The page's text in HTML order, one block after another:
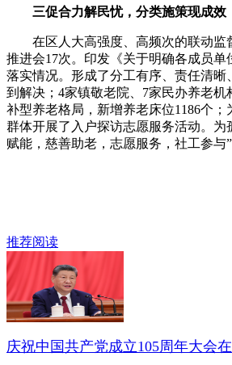
三促合力解民忧，分类施策现成效
在区人大高强度、高频次的联动监督
推进会17次。印发《关于明确各成员
落实情况。形成了分工有序、责任清
到解决；4家镇敬老院、7家民办养老
补型养老格局，新增养老床位1186个
群体开展了入户探访志愿服务活动。
赋能，慈善助老，志愿服务，社工参与
推荐阅读
庆祝中国共产党成立105周年大会